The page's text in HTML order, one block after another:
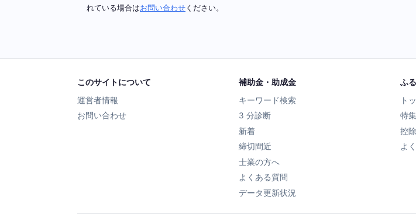
れている場合はお問い合わせください。
このサイトについて
運営者情報
お問い合わせ
補助金・助成金
キーワード検索
3 分診断
新着
締切間近
士業の方へ
よくある質問
データ更新状況
ふ
ト
特
控
よ